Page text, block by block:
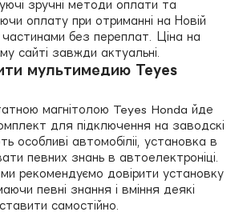
зручні методи оплати та
оплату при отриманні на Новій
без переплат. Ціна на
сайті завжди актуальні.
мультимедию Teyes
магнітолою Teyes Honda йде
для підключення на заводскі
особливі автомобіліі, установка в
певних знань в автоелектроніці.
рекомендуємо довірити установку
певні знання і вміння деякі
самостійно.